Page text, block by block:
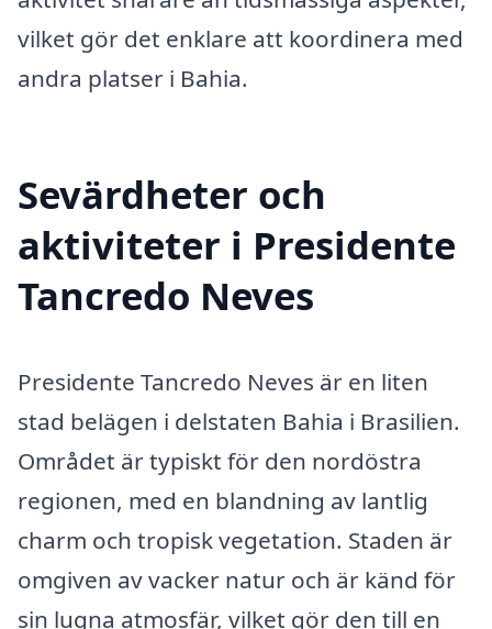
vilket gör det enklare att koordinera med
andra platser i Bahia.
Sevärdheter och
aktiviteter i Presidente
Tancredo Neves
Presidente Tancredo Neves är en liten
stad belägen i delstaten Bahia i Brasilien.
Området är typiskt för den nordöstra
regionen, med en blandning av lantlig
charm och tropisk vegetation. Staden är
omgiven av vacker natur och är känd för
sin lugna atmosfär, vilket gör den till en